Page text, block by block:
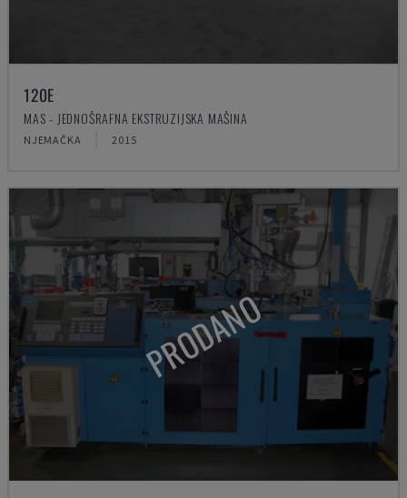
120E
MAS - JEDNOŠRAFNA EKSTRUZIJSKA MAŠINA
NJEMAČKA 2015
PRODANO